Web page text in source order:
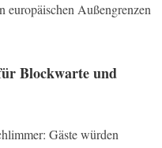
europäischen Außengrenzen
Blockwarte und
Gäste würden